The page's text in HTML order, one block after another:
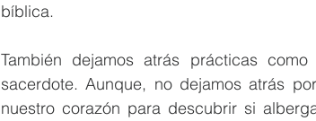
bíblica.
También dejamos atrás prácticas
sacerdote. Aunque, no dejamos atrás
nuestro corazón para descubrir si